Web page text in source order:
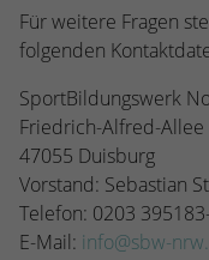
Für weitere Fragen
folgenden
SportBildungswerk
Friedrich-Alfred-Allee
47055 Duisburg
Vorstand: Sebastian
Telefon: 0203
E-Mail: info@sbw-
Form.
Name
Anbieter